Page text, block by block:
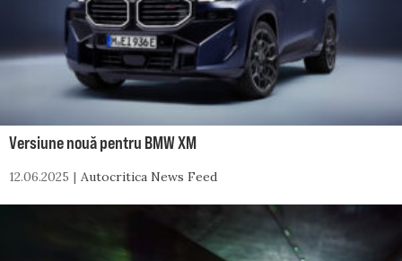
Versiune nouă pentru BMW XM
12.06.2025 Autocritica News Feed